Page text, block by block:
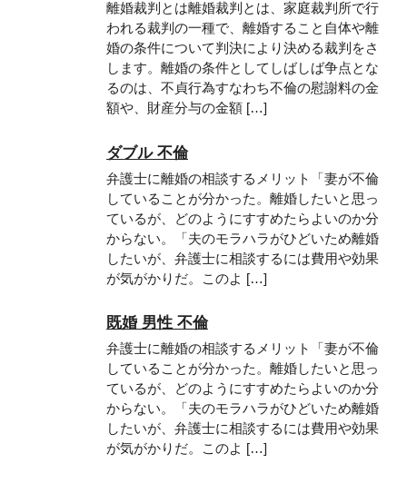
離婚裁判とは離婚裁判とは、家庭裁判所で行
われる裁判の一種で、離婚すること自体や離
婚の条件について判決により決める裁判をさ
します。離婚の条件としてしばしば争点とな
るのは、不貞行為すなわち不倫の慰謝料の金
額や、財産分与の金額 […]
ダブル 不倫
弁護士に離婚の相談するメリット「妻が不倫
していることが分かった。離婚したいと思っ
ているが、どのようにすすめたらよいのか分
からない。「夫のモラハラがひどいため離婚
したいが、弁護士に相談するには費用や効果
が気がかりだ。このよ […]
既婚 男性 不倫
弁護士に離婚の相談するメリット「妻が不倫
していることが分かった。離婚したいと思っ
ているが、どのようにすすめたらよいのか分
からない。「夫のモラハラがひどいため離婚
したいが、弁護士に相談するには費用や効果
が気がかりだ。このよ […]